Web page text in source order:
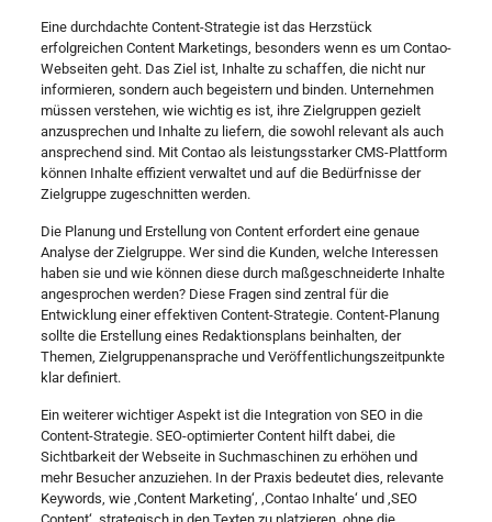
Eine durchdachte Content-Strategie ist das Herzstück
erfolgreichen Content Marketings, besonders wenn es um Contao-
Webseiten geht. Das Ziel ist, Inhalte zu schaffen, die nicht nur
informieren, sondern auch begeistern und binden. Unternehmen
müssen verstehen, wie wichtig es ist, ihre Zielgruppen gezielt
anzusprechen und Inhalte zu liefern, die sowohl relevant als auch
ansprechend sind. Mit Contao als leistungsstarker CMS-Plattform
können Inhalte effizient verwaltet und auf die Bedürfnisse der
Zielgruppe zugeschnitten werden.
Die Planung und Erstellung von Content erfordert eine genaue
Analyse der Zielgruppe. Wer sind die Kunden, welche Interessen
haben sie und wie können diese durch maßgeschneiderte Inhalte
angesprochen werden? Diese Fragen sind zentral für die
Entwicklung einer effektiven Content-Strategie. Content-Planung
sollte die Erstellung eines Redaktionsplans beinhalten, der
Themen, Zielgruppenansprache und Veröffentlichungszeitpunkte
klar definiert.
Ein weiterer wichtiger Aspekt ist die Integration von SEO in die
Content-Strategie. SEO-optimierter Content hilft dabei, die
Sichtbarkeit der Webseite in Suchmaschinen zu erhöhen und
mehr Besucher anzuziehen. In der Praxis bedeutet dies, relevante
Keywords, wie ‚Content Marketing‘, ‚Contao Inhalte‘ und ‚SEO